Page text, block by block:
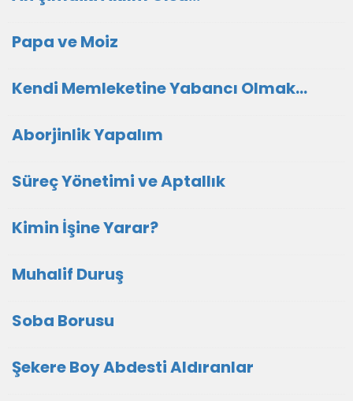
Papa ve Moiz
Kendi Memleketine Yabancı Olmak…
Aborjinlik Yapalım
Süreç Yönetimi ve Aptallık
Kimin İşine Yarar?
Muhalif Duruş
Soba Borusu
Şekere Boy Abdesti Aldıranlar